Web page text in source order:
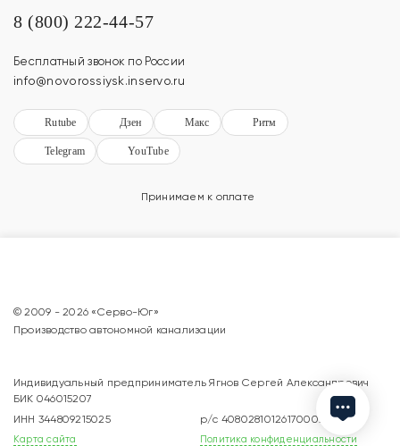
© 2009 - 2026 «Серво-Юг»
Производство автономной канализации
Индивидуальный предприниматель Ягнов Сергей Александрович
БИК 046015207
ИНН 344809215025
р/с 40802810126170002090
Карта сайта Политика конфиденциальности
8 (800) 222-44-57
Бесплатный звонок по России
info@novorossiysk.inservo.ru
Rutube Дзен Макс Ритм
Telegram YouTube
Принимаем к оплате